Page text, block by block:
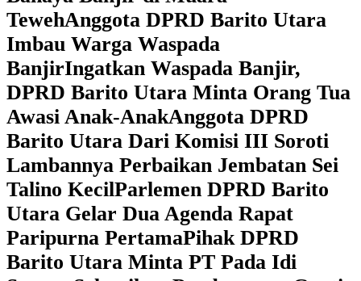
TewehAnggota DPRD Barito Utara
Imbau Warga Waspada
BanjirIngatkan Waspada Banjir,
DPRD Barito Utara Minta Orang Tua
Awasi Anak-AnakAnggota DPRD
Barito Utara Dari Komisi III Soroti
Lambannya Perbaikan Jembatan Sei
Talino KecilParlemen DPRD Barito
Utara Gelar Dua Agenda Rapat
Paripurna PertamaPihak DPRD
Barito Utara Minta PT Pada Idi